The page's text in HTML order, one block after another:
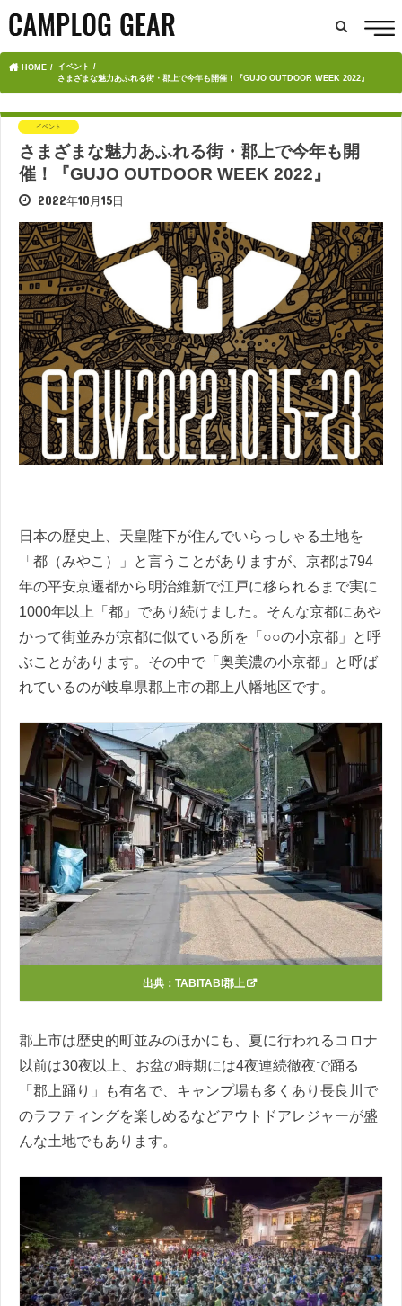
HOME
イベント
さまざまな魅力あふれる街・郡上で今年も開催！『GUJO OUTDOOR WEEK 2022』
イベント
さまざまな魅力あふれる街・郡上で今年も開
催！『GUJO OUTDOOR WEEK 2022』
2022年10月15日
日本の歴史上、天皇陛下が住んでいらっしゃる土地を
「都（みやこ）」と言うことがありますが、京都は794
年の平安京遷都から明治維新で江戸に移られるまで実に
1000年以上「都」であり続けました。そんな京都にあや
かって街並みが京都に似ている所を「○○の小京都」と呼
ぶことがあります。その中で「奥美濃の小京都」と呼ば
れているのが岐阜県郡上市の郡上八幡地区です。
出典： TABITABI郡上
郡上市は歴史的町並みのほかにも、夏に行われるコロナ
以前は30夜以上、お盆の時期には4夜連続徹夜で踊る
「郡上踊り」も有名で、キャンプ場も多くあり長良川で
のラフティングを楽しめるなどアウトドアレジャーが盛
んな土地でもあります。